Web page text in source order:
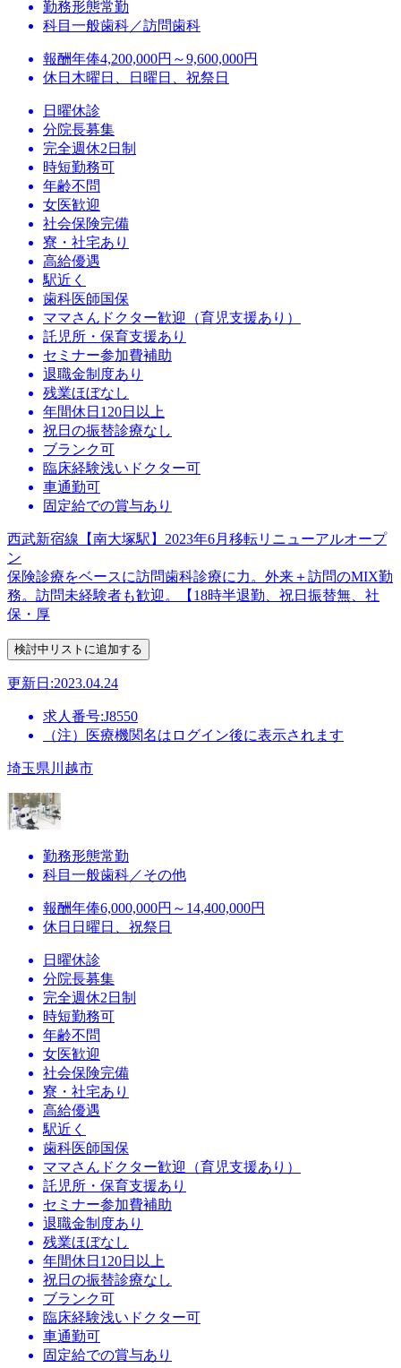
勤務形態常勤
科目 一般歯科／訪問歯科
報酬年俸4,200,000円～9,600,000円
休日 木曜日、日曜日、祝祭日
日曜休診
分院長募集
完全週休2日制
時短勤務可
年齢不問
女医歓迎
社会保険完備
寮・社宅あり
高給優遇
駅近く
歯科医師国保
ママさんドクター歓迎（育児支援あり）
託児所・保育支援あり
セミナー参加費補助
退職金制度あり
残業ほぼなし
年間休日120日以上
祝日の振替診療なし
ブランク可
臨床経験浅いドクター可
車通勤可
固定給での賞与あり
西武新宿線【南大塚駅】2023年6月移転リニューアルオープ
ン
保険診療をベースに訪問歯科診療に力。外来＋訪問のMIX勤
務。訪問未経験者も歓迎。【18時半退勤、祝日振替無、社
保・厚
更新日:2023.04.24
求人番号:J8550
（注）医療機関名はログイン後に表示されます
埼玉県川越市
勤務形態常勤
科目 一般歯科／その他
報酬年俸6,000,000円～14,400,000円
休日 日曜日、祝祭日
日曜休診
分院長募集
完全週休2日制
時短勤務可
年齢不問
女医歓迎
社会保険完備
寮・社宅あり
高給優遇
駅近く
歯科医師国保
ママさんドクター歓迎（育児支援あり）
託児所・保育支援あり
セミナー参加費補助
退職金制度あり
残業ほぼなし
年間休日120日以上
祝日の振替診療なし
ブランク可
臨床経験浅いドクター可
車通勤可
固定給での賞与あり